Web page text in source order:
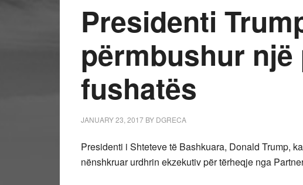
Presidenti
përmbushur
fushatës
JANUARY 23, 2017 BY DGRECA
Presidenti i Shteteve të Bashkuara, Donald Trump,
nënshkruar urdhrin ekzekutiv për tërheqje nga